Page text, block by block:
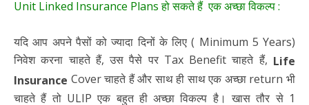
Unit Linked Insurance Plans हो सकते हैं एक अच्छा विकल्प :
यदि आप अपने पैसों को ज्यादा दिनों के लिए ( Minimum 5 Years)
निवेश करना चाहते हैं, उस पैसे पर Tax Benefit चाहते हैं, Life
Insurance Cover चाहते हैं और साथ ही साथ एक अच्छा return भी
चाहते हैं तो ULIP एक बहुत ही अच्छा विकल्प है। खास तौर से 1